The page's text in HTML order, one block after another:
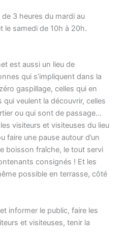
3 heures du mardi au
le samedi de 10h à 20h.
est aussi un lieu de
qui s’impliquent dans la
gaspillage, celles qui en
qui veulent la découvrir, celles
ou qui sont de passage…
visiteurs et visiteuses du lieu
faire une pause autour d’un
boisson fraîche, le tout servi
consignés ! Et les
possible en terrasse, côté
informer le public, faire les
et visiteuses, tenir la